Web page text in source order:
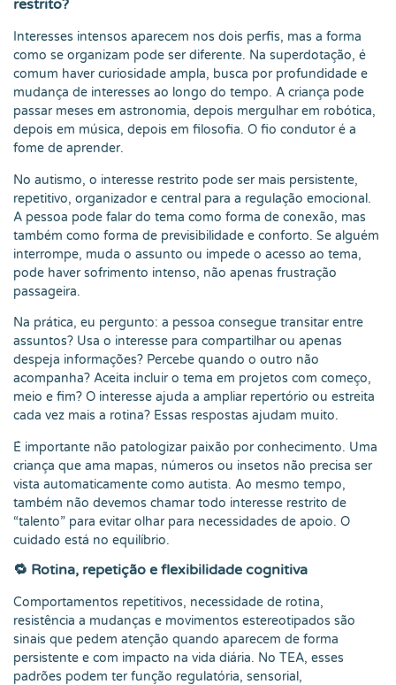
restrito?
Interesses intensos aparecem nos dois perfis, mas a forma
como se organizam pode ser diferente. Na superdotação, é
comum haver curiosidade ampla, busca por profundidade e
mudança de interesses ao longo do tempo. A criança pode
passar meses em astronomia, depois mergulhar em robótica,
depois em música, depois em filosofia. O fio condutor é a
fome de aprender.
No autismo, o interesse restrito pode ser mais persistente,
repetitivo, organizador e central para a regulação emocional.
A pessoa pode falar do tema como forma de conexão, mas
também como forma de previsibilidade e conforto. Se alguém
interrompe, muda o assunto ou impede o acesso ao tema,
pode haver sofrimento intenso, não apenas frustração
passageira.
Na prática, eu pergunto: a pessoa consegue transitar entre
assuntos? Usa o interesse para compartilhar ou apenas
despeja informações? Percebe quando o outro não
acompanha? Aceita incluir o tema em projetos com começo,
meio e fim? O interesse ajuda a ampliar repertório ou estreita
cada vez mais a rotina? Essas respostas ajudam muito.
É importante não patologizar paixão por conhecimento. Uma
criança que ama mapas, números ou insetos não precisa ser
vista automaticamente como autista. Ao mesmo tempo,
também não devemos chamar todo interesse restrito de
“talento” para evitar olhar para necessidades de apoio. O
cuidado está no equilíbrio.
🔁 Rotina, repetição e flexibilidade cognitiva
Comportamentos repetitivos, necessidade de rotina,
resistência a mudanças e movimentos estereotipados são
sinais que pedem atenção quando aparecem de forma
persistente e com impacto na vida diária. No TEA, esses
padrões podem ter função regulatória, sensorial,